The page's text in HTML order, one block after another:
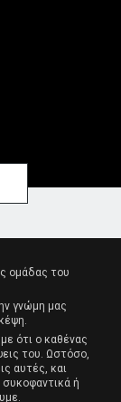
ομάδας του
γνώμη μας
ότι ο καθένας
του. Ωστόσο,
αυτές, και
ή